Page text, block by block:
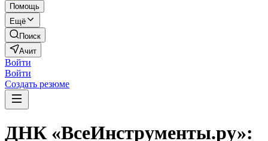
Помощь
Ещё
Поиск
Ачит
Войти
Войти
Создать резюме
ДНК «ВсеИнструменты.ру»: